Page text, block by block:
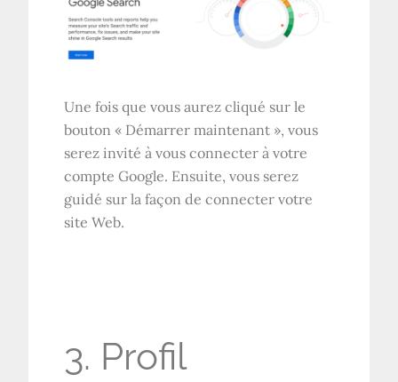
Une fois que vous aurez cliqué sur le
bouton « Démarrer maintenant », vous
serez invité à vous connecter à votre
compte Google. Ensuite, vous serez
guidé sur la façon de connecter votre
site Web.
3. Profil